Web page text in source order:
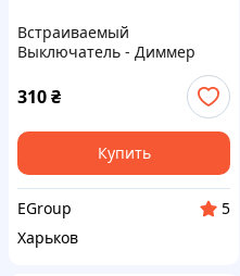
Встраиваемый
Выключатель - Диммер
600Вт, 220В термопластик,
черный IP20 - Лучшая
цена!
310₴
Купить
EGroup
5
Харьков